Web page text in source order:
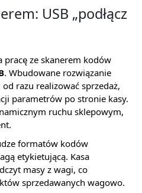
USB „podłącz
pracę ze skanerem kodów
. Wbudowane rozwiązanie
razu realizować sprzedaż,
parametrów po stronie kasy.
ruchu sklepowym,
formatów kodów
etykietującą. Kasa
masy z wagi, co
sprzedawanych wagowo.